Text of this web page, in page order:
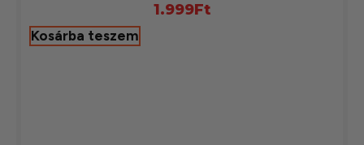
1.999Ft
Kosárba teszem